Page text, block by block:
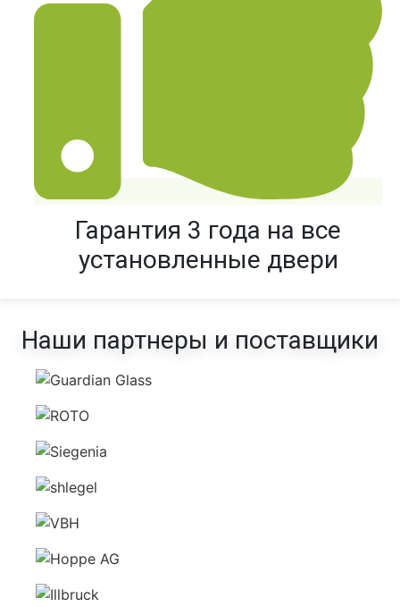
Гарантия 3 года на все
установленные двери
Наши партнеры и поставщики